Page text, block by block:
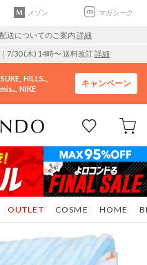
メゾン マガシーク
送についてのご案内 詳細
｜7/30 (木) 14時〜 送料改訂詳細
HILLS..
mis.. NIKE
キャンペーン
COSME HOME
OUTLET